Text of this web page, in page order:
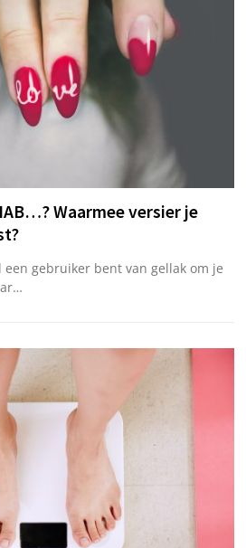
Waarmee versier je
een gebruiker bent van gellak om je